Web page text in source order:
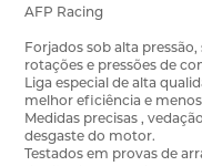
AFP Racing
Forjados sob alta
rotações e pressões de
Liga especial de alta
melhor eficiência e
Medidas precisas ,
desgaste do motor.
Testados em provas de